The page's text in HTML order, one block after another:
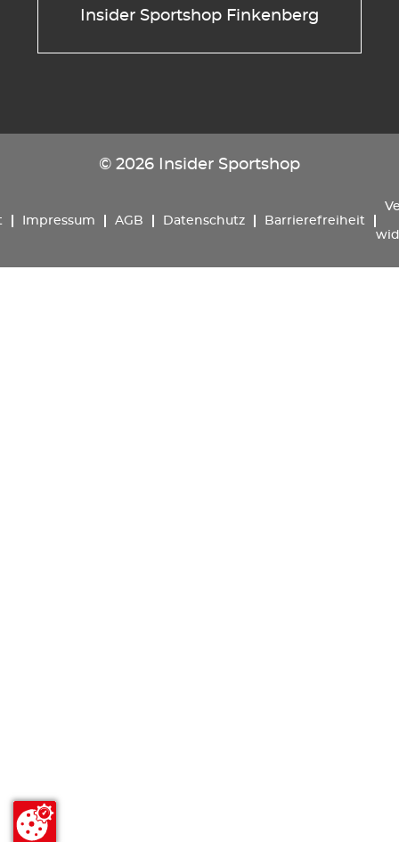
Insider Sportshop Finkenberg
© 2026 Insider Sportshop
Impressum AGB Datenschutz Barrierefreiheit